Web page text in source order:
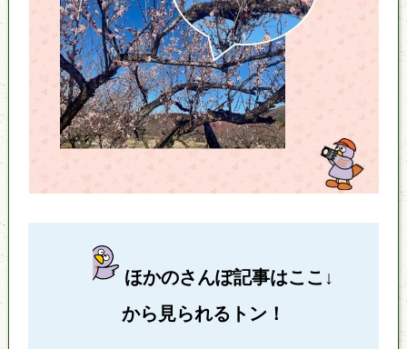
ほかのさんぽ記事はここ↓
から見られるトン！